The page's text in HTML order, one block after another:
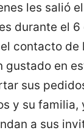
les salió
durante el
contacto de
gustado en
sus
y su familia,
a sus